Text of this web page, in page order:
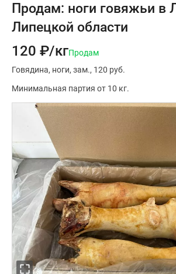
Продам: ноги говяжьи в
Липецкой области
120 ₽/кгПродам
Говядина ноги зам. 120 руб.
Минимальная партия от 10 кг.